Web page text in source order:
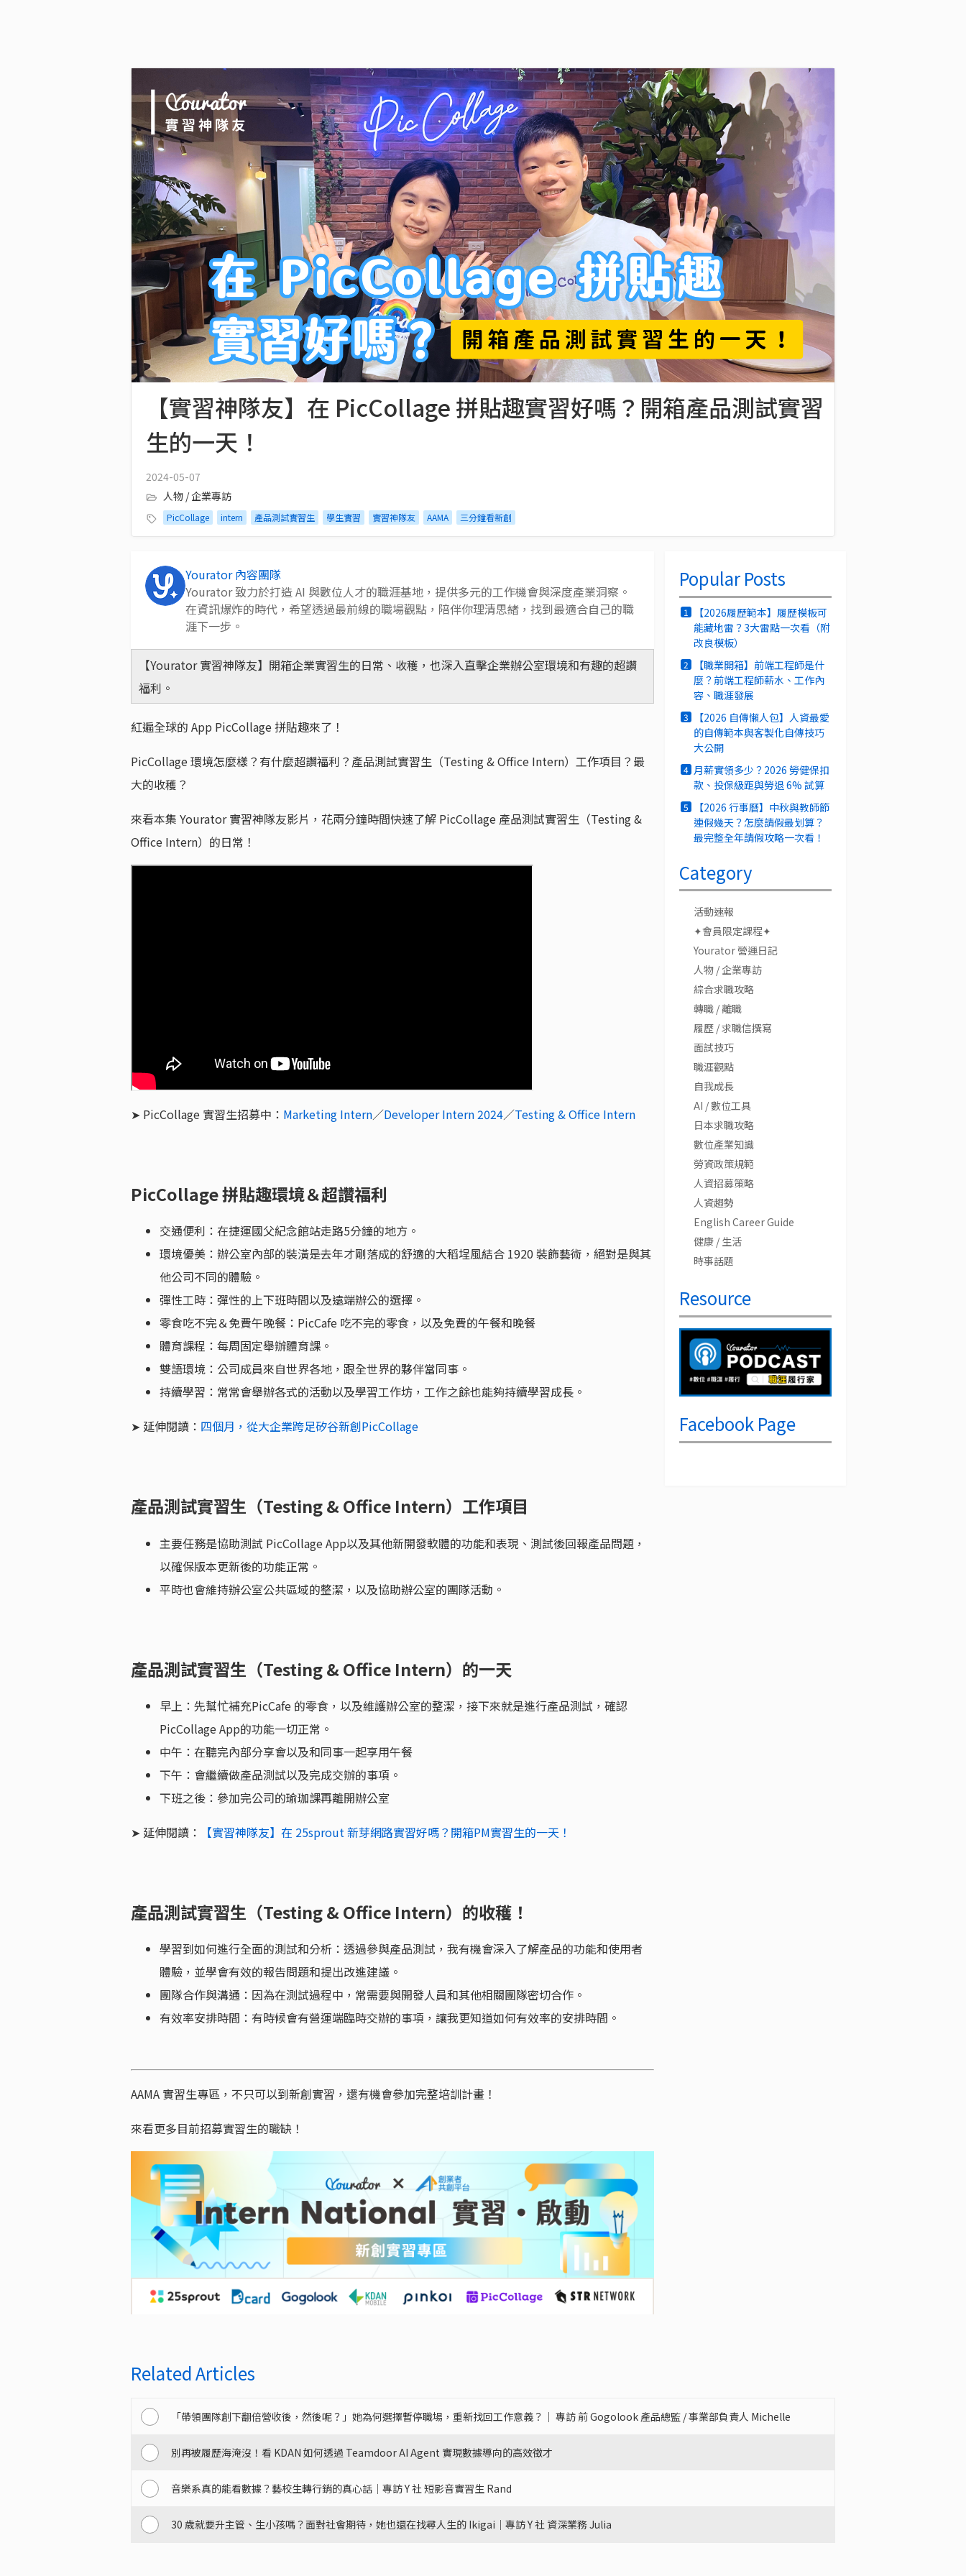
【實習神隊友】在 PicCollage 拼貼趣實習好嗎？開箱產品測試實習
生的一天！
2024-05-07
人物 / 企業專訪
PicCollage intern 產品測試實習生 學生實習 實習神隊友 AAMA 三分鐘看新創
Yourator 內容團隊
Yourator 致力於打造 AI 與數位人才的職涯基地，提供多元的工作機會與深度產業洞察。
在資訊爆炸的時代，希望透過最前線的職場觀點，陪伴你理清思緒，找到最適合自己的職
涯下一步。
【Yourator 實習神隊友】開箱企業實習生的日常、收穫，也深入直擊企業辦公室環境和有趣的超讚
福利。
紅遍全球的 App PicCollage 拼貼趣來了！
PicCollage 環境怎麼樣？有什麼超讚福利？產品測試實習生（Testing & Office Intern）工作項目？最
大的收穫？
來看本集 Yourator 實習神隊友影片，花兩分鐘時間快速了解 PicCollage 產品測試實習生（Testing &
Office Intern）的日常！
➤ PicCollage 實習生招募中： Marketing Intern／Developer Intern 2024／Testing & Office Intern
PicCollage 拼貼趣環境＆超讚福利
交通便利：在捷運國父紀念館站走路5分鐘的地方。
環境優美：辦公室內部的裝潢是去年才剛落成的舒適的大稻埕風結合 1920 裝飾藝術，絕對是與其
他公司不同的體驗。
彈性工時：彈性的上下班時間以及遠端辦公的選擇。
零食吃不完＆免費午晚餐：PicCafe 吃不完的零食，以及免費的午餐和晚餐
體育課程：每周固定舉辦體育課。
雙語環境：公司成員來自世界各地，跟全世界的夥伴當同事。
持續學習：常常會舉辦各式的活動以及學習工作坊，工作之餘也能夠持續學習成長。
➤ 延伸閱讀： 四個月，從大企業跨足矽谷新創PicCollage
產品測試實習生（Testing & Office Intern）工作項目
主要任務是協助測試 PicCollage App以及其他新開發軟體的功能和表現、測試後回報產品問題，
以確保版本更新後的功能正常。
平時也會維持辦公室公共區域的整潔，以及協助辦公室的團隊活動。
產品測試實習生（Testing & Office Intern）的一天
早上：先幫忙補充PicCafe 的零食，以及維護辦公室的整潔，接下來就是進行產品測試，確認
PicCollage App的功能一切正常。
中午：在聽完內部分享會以及和同事一起享用午餐
下午：會繼續做產品測試以及完成交辦的事項。
下班之後：參加完公司的瑜珈課再離開辦公室
➤ 延伸閱讀：
【實習神隊友】在 25sprout 新芽網路實習好嗎？開箱PM實習生的一天！
產品測試實習生（Testing & Office Intern）的收穫！
學習到如何進行全面的測試和分析：透過參與產品測試，我有機會深入了解產品的功能和使用者
體驗，並學會有效的報告問題和提出改進建議。
團隊合作與溝通：因為在測試過程中，常需要與開發人員和其他相關團隊密切合作。
有效率安排時間：有時候會有營運端臨時交辦的事項，讓我更知道如何有效率的安排時間。
AAMA 實習生專區，不只可以到新創實習，還有機會參加完整培訓計畫！
來看更多目前招募實習生的職缺！
Popular Posts
1
【2026履歷範本】履歷模板可
能藏地雷？3大雷點一次看（附
改良模板）
2
【職業開箱】前端工程師是什
麼？前端工程師薪水、工作內
容、職涯發展
3
【2026 自傳懶人包】人資最愛
的自傳範本與客製化自傳技巧
大公開
4 月薪實領多少？2026 勞健保扣
款、投保級距與勞退 6% 試算
5
【2026 行事曆】中秋與教師節
連假幾天？怎麼請假最划算？
最完整全年請假攻略一次看！
Category
活動速報
✦會員限定課程✦
Yourator 營運日記
人物 / 企業專訪
綜合求職攻略
轉職 / 離職
履歷 / 求職信撰寫
面試技巧
職涯觀點
自我成長
AI / 數位工具
日本求職攻略
數位產業知識
勞資政策規範
人資招募策略
人資趨勢
English Career Guide
健康 / 生活
時事話題
Resource
Facebook Page
Related Articles
「帶領團隊創下翻倍營收後，然後呢？」她為何選擇暫停職場，重新找回工作意義？｜ 專訪 前 Gogolook 產品總監 / 事業部負責人 Michelle
別再被履歷海淹沒！看 KDAN 如何透過 Teamdoor AI Agent 實現數據導向的高效徵才
音樂系真的能看數據？藝校生轉行銷的真心話｜專訪 Y 社 短影音實習生 Rand
30 歲就要升主管、生小孩嗎？面對社會期待，她也還在找尋人生的 Ikigai｜專訪 Y 社 資深業務 Julia